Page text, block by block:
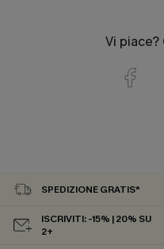
Vi
SPEDIZIONE GRATIS*
ISCRIVITI: -15% | 20% SU
2+